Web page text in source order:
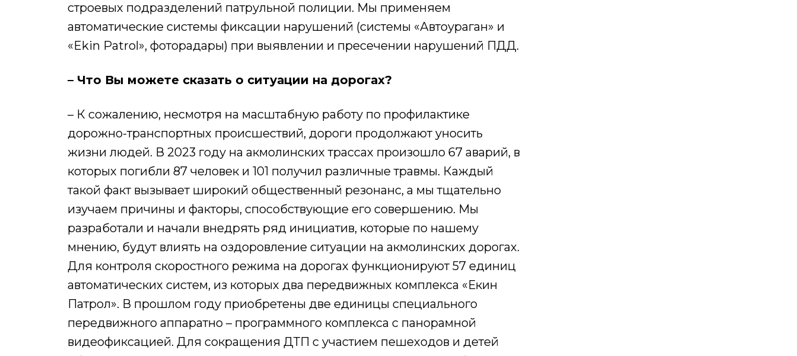
строевых подразделений патрульной полиции. Мы применяем
автоматические системы фиксации нарушений (системы «Автоураган» и
«Ekin Patrol», фоторадары) при выявлении и пресечении нарушений ПДД.
– Что Вы можете сказать о ситуации на дорогах?
– К сожалению, несмотря на масштабную работу по профилактике
дорожно-транспортных происшествий, дороги продолжают уносить
жизни людей. В 2023 году на акмолинских трассах произошло 67 аварий, в
которых погибли 87 человек и 101 получил различные травмы. Каждый
такой факт вызывает широкий общественный резонанс, а мы тщательно
изучаем причины и факторы, способствующие его совершению. Мы
разработали и начали внедрять ряд инициатив, которые по нашему
мнению, будут влиять на оздоровление ситуации на акмолинских дорогах.
Для контроля скоростного режима на дорогах функционируют 57 единиц
автоматических систем, из которых два передвижных комплекса «Екин
Патрол». В прошлом году приобретены две единицы специального
передвижного аппаратно – программного комплекса с панорамной
видеофиксацией. Для сокращения ДТП с участием пешеходов и детей